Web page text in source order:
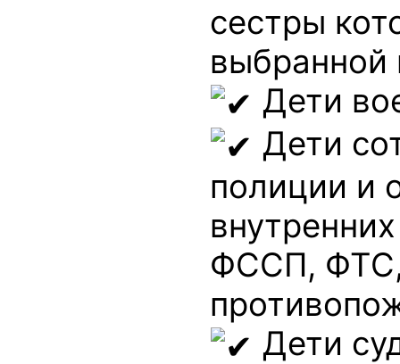
сестры
выбранной
Дети
Дети
полиции и
ФССП,
Дети